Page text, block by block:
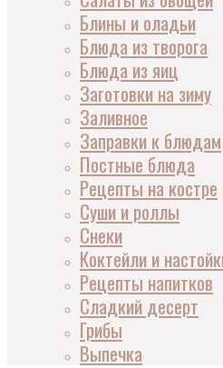
Блины и оладьи
Блюда из творога
Блюда из яиц
Заготовки на зиму
Заливное
Заправки к блюдам
Постные блюда
Рецепты на костре
Суши и роллы
Снеки
Коктейли и
Рецепты напитков
Сладкий десерт
Грибы
Выпечка